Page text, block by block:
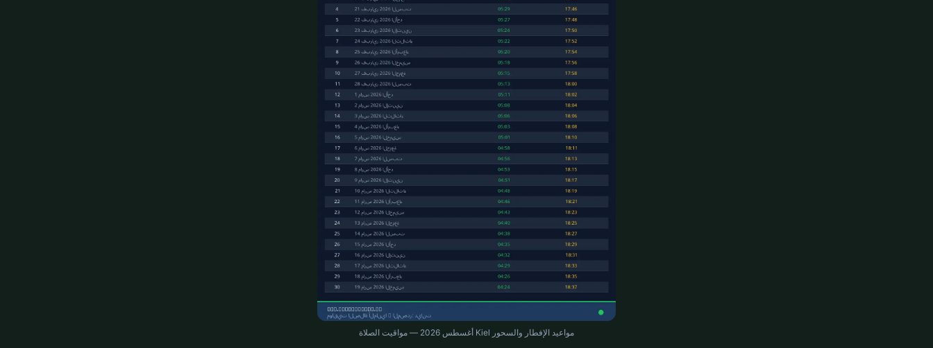
مواعيد الإفطار والسحور Kiel أغسطس 2026 — مواقيت الصلاة